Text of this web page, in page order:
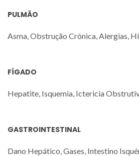
PULMÃO
Asma, Obstrução Crónica, Alergias,
FÍGADO
Hepatite, Isquemia, Ictericia
GASTROINTESTINAL
Dano Hepático, Gases, Intestino